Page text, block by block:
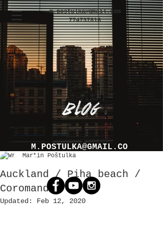
m.postulka@gmail.com
774737816
Auckland / Piha beach /
Coromandel
Martin Poštulka
Updated: Feb 12, 2020
M.POSTULKA@GMAIL.CO
M